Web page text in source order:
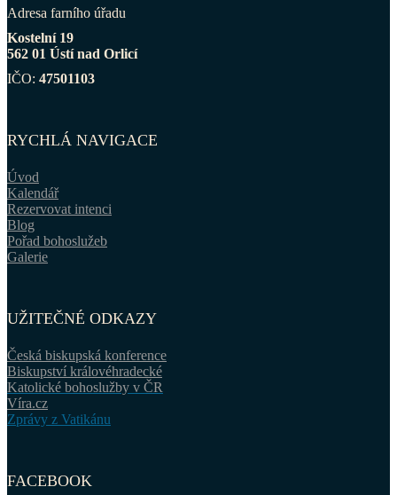
Adresa farního úřadu
Kostelní 19
562 01 Ústí nad Orlicí
IČO: 47501103
RYCHLÁ NAVIGACE
Úvod
Kalendář
Rezervovat intenci
Blog
Pořad bohoslužeb
Galerie
UŽITEČNÉ ODKAZY
Česká biskupská konference
Biskupství královéhradecké
Katolické bohoslužby v ČR
Víra.cz
Zprávy z Vatikánu
FACEBOOK